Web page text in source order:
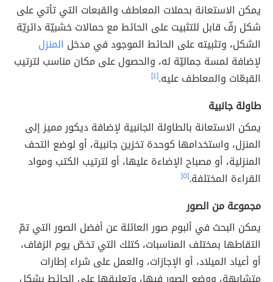
يمكن الاستعانة بحملات المعاطف والقبعات التي تأتي على
شكل رفّ قابل للتثبيت على الحائط مع حمالات خشبيّة دائريّة
الشكل، وتثبيته على الحائط الموجود في مدخل المنزل
لإضافة لمسة جماليّة له، والحصول على مكان مناسب لترتيب
القبعّات والمعاطف عليه.[٤]
طاولة جانبية
يمكن الاستعانة بالطاولة الجانبية لإضافة ديكور مميز إلى
المنزل، واستخدامها كوحدة تخزين جانبية، أو لوضع التحف
المنزلية، أو مصباح الإضاءة عليها، أو لترتيب الكتب ومواد
القراءة المختلفة.[٥]
مجموعة من الصور
يمكن البحث في ألبوم صور العائلة عن أفضل الصور التي تمّ
التقاطها بمختلف المناسبات، كتلك التي تخصّ يوم الزفاف،
أو أعياد الميلاد، أو الإجازات، والعمل على شراء إطارات